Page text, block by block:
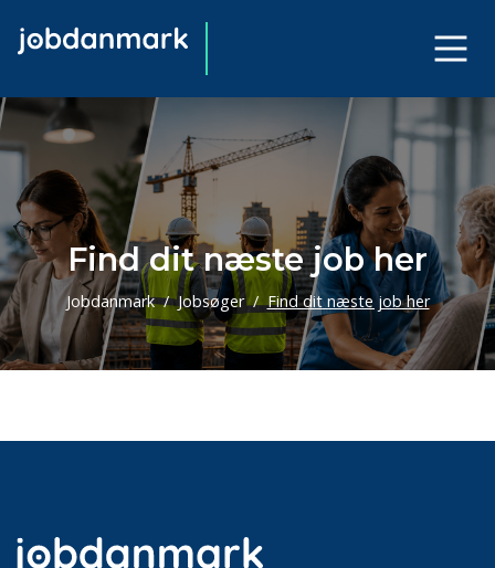
Find dit næste job her
Jobdanmark Jobsøger Find dit næste job her